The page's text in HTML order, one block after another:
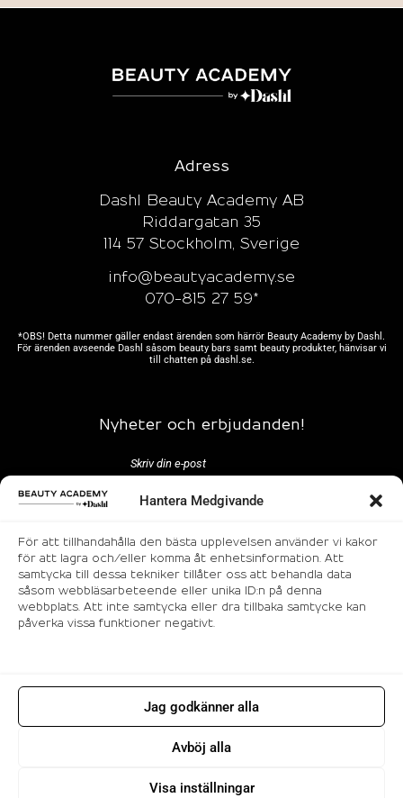
Hantera Medgivande
För att tillhandahålla den bästa upplevelsen använder vi kakor
för att lagra och/eller komma åt enhetsinformation. Att
samtycka till dessa tekniker tillåter oss att behandla data
såsom webbläsarbeteende eller unika ID:n på denna
webbplats. Att inte samtycka eller dra tillbaka samtycke kan
påverka vissa funktioner negativt.
Jag godkänner alla
Avböj alla
Visa inställningar
Adress
Dashl Beauty Academy AB
Riddargatan 35
114 57 Stockholm, Sverige
info@beautyacademy.se
070-815 27 59*
*OBS! Detta nummer gäller endast ärenden som härrör Beauty Academy by Dashl.
För ärenden avseende Dashl såsom beauty bars samt beauty produkter, hänvisar vi
till chatten på dashl.se.
Nyheter och erbjudanden!
Följ oss
© 2026 Makeup utbildning i Stockholm |